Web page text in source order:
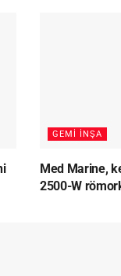
GEMI İNŞA
Med Marine,
2500-W